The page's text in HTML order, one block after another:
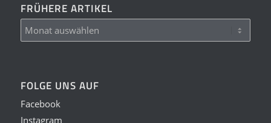
FRÜHERE ARTIKEL
FOLGE UNS AUF
Facebook
Instagram